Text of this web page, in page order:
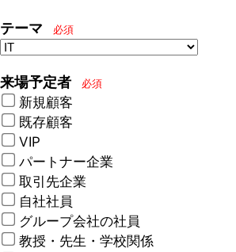
テーマ 必須
来場予定者 必須
新規顧客
既存顧客
VIP
パートナー企業
取引先企業
自社社員
グループ会社の社員
教授・先生・学校関係